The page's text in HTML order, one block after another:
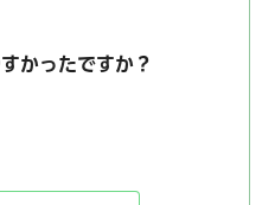
かったですか？